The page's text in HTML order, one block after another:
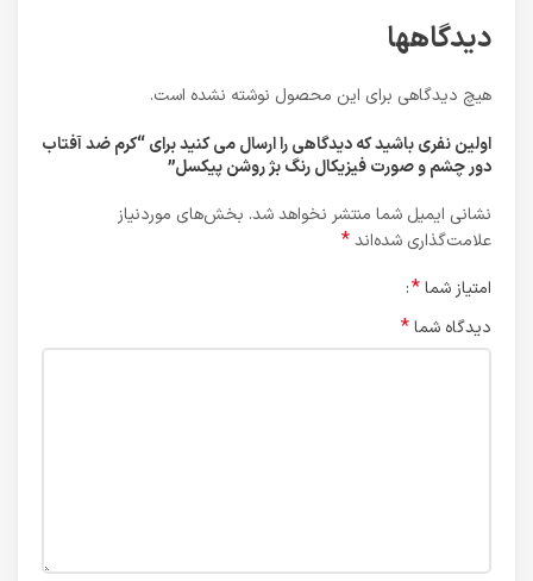
دیدگاهها
هیچ دیدگاهی برای این محصول نوشته نشده است.
اولین نفری باشید که دیدگاهی را ارسال می کنید برای “کرم ضد آفتاب
دور چشم و صورت فیزیکال رنگ بژ روشن پیکسل”
نشانی ایمیل شما منتشر نخواهد شد. بخش‌های موردنیاز
علامت‌گذاری شده‌اند*
امتیاز شما*
دیدگاه شما*